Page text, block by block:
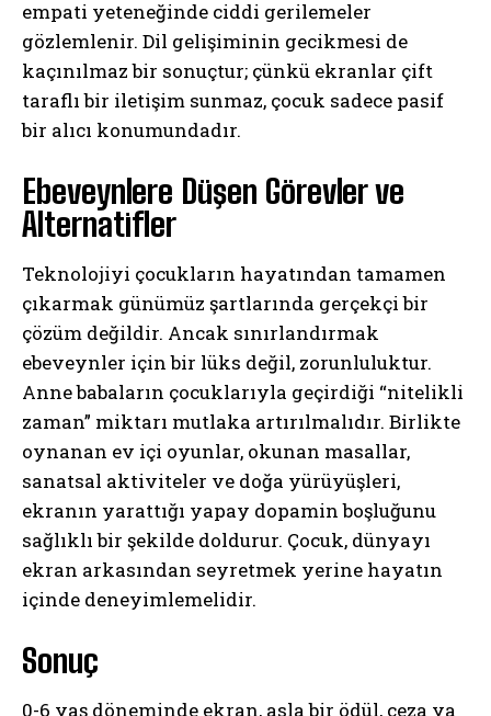
empati yeteneğinde ciddi gerilemeler
gözlemlenir. Dil gelişiminin gecikmesi de
kaçınılmaz bir sonuçtur; çünkü ekranlar çift
taraflı bir iletişim sunmaz, çocuk sadece pasif
bir alıcı konumundadır.
Ebeveynlere Düşen Görevler ve
Alternatifler
Teknolojiyi çocukların hayatından tamamen
çıkarmak günümüz şartlarında gerçekçi bir
çözüm değildir. Ancak sınırlandırmak
ebeveynler için bir lüks değil, zorunluluktur.
Anne babaların çocuklarıyla geçirdiği “nitelikli
zaman” miktarı mutlaka artırılmalıdır. Birlikte
oynanan ev içi oyunlar, okunan masallar,
sanatsal aktiviteler ve doğa yürüyüşleri,
ekranın yarattığı yapay dopamin boşluğunu
sağlıklı bir şekilde doldurur. Çocuk, dünyayı
ekran arkasından seyretmek yerine hayatın
içinde deneyimlemelidir.
Sonuç
0-6 yaş döneminde ekran, asla bir ödül, ceza ya